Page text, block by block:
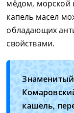
мёдом, морской
капель масел
обладающих
свойствами.
Знаменитый
кашель,